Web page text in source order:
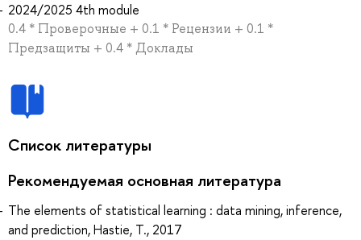
2024/2025 4th module
0.4 * Проверочные + 0.1 * Рецензии + 0.1 *
Предзащиты + 0.4 * Доклады
Список литературы
Рекомендуемая основная литература
The elements of statistical learning : data mining, inference,
and prediction, Hastie, T., 2017